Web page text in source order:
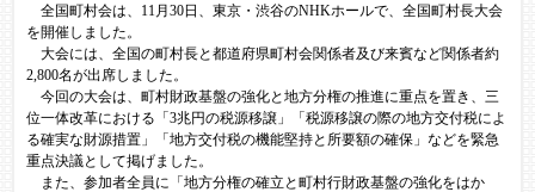
全国町村会は、11月30日、東京・渋谷のNHKホールで、全国町村長大会
を開催しました。
大会には、全国の町村長と都道府県町村会関係者及び来賓など関係者約
2,800名が出席しました。
今回の大会は、町村財政基盤の強化と地方分権の推進に重点を置き、三
位一体改革における「3兆円の税源移譲」「税源移譲の際の地方交付税によ
る確実な財源措置」「地方交付税の機能堅持と所要額の確保」などを緊急
重点決議として掲げました。
また、参加者全員に「地方分権の確立と町村行財政基盤の強化をはか